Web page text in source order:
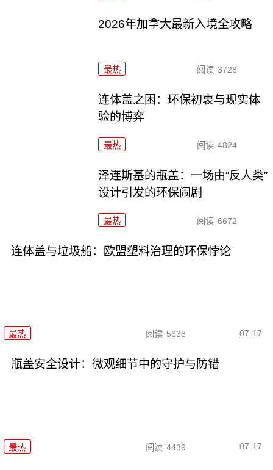
2026年加拿大最新入境全攻略
最热 阅读 3728
连体盖之困：环保初衷与现实体
验的博弈
最热 阅读 4824
泽连斯基的瓶盖：一场由“反人类”
设计引发的环保闹剧
最热 阅读 6672
连体盖与垃圾船：欧盟塑料治理的环保悖论
最热 阅读 5638 07-17
瓶盖安全设计：微观细节中的守护与防错
最热 阅读 4439 07-17